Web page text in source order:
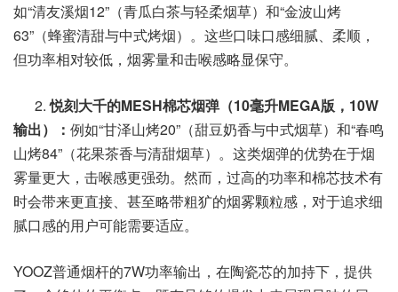
如“清友溪烟12”（青瓜白茶与轻柔烟草）和“金波山烤
63”（蜂蜜清甜与中式烤烟）。这些口味口感细腻、柔顺，
但功率相对较低，烟雾量和击喉感略显保守。
2.悦刻大千的MESH棉芯烟弹（10毫升MEGA版，10W
输出）： 例如“甘泽山烤20”（甜豆奶香与中式烟草）和“春鸣
山烤84”（花果茶香与清甜烟草）。这类烟弹的优势在于烟
雾量更大，击喉感更强劲。然而，过高的功率和棉芯技术有
时会带来更直接、甚至略带粗犷的烟雾颗粒感，对于追求细
腻口感的用户可能需要适应。
YOOZ普通烟杆的7W功率输出，在陶瓷芯的加持下，提供